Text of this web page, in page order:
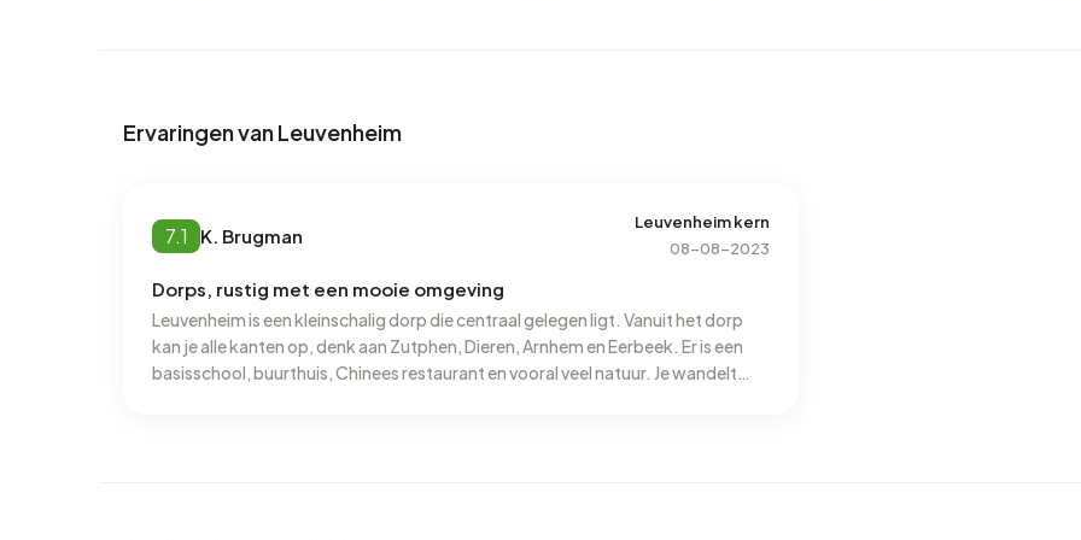
Ervaringen van Leuvenheim
7.1 K. Brugman
Leuvenheim kern
08-08-2023
Dorps, rustig met een mooie omgeving
Leuvenheim is een kleinschalig dorp die centraal gelegen ligt. Vanuit het dorp
kan je alle kanten op, denk aan Zutphen, Dieren, Arnhem en Eerbeek. Er is een
basisschool, buurthuis, Chinees restaurant en vooral veel natuur. Je wandelt